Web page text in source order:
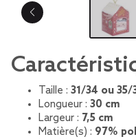
Taille : 31/34 ou 35/
Longueur : 30 cm
Largeur : 7,5 cm
Matière(s) : 97%